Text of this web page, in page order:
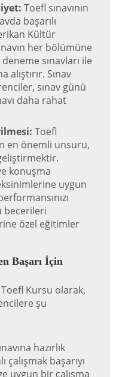
Toefl sınavının
başarılı
Kültür
her bölümüne
sınavları ile
alıştırır. Sınav
sınav günü
daha rahat
Toefl
en önemli unsuru,
konuşma
uygun
becerileri
özel eğitimler
Başarı İçin
Kursu olarak,
şu
hazırlık
başarıyı
uygun bir çalışma